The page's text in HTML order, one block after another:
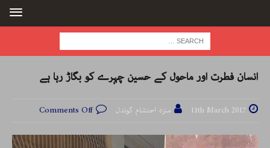
انسان فطرت اور ماحول کے حسین چہرے کو بگاڑ رہا ہے
11th March 2017 منزہ احتشام گوندل Comments Off